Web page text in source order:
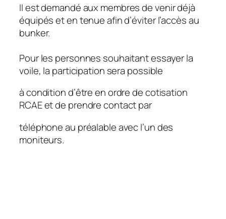
Il est demandé aux membres de venir déjà
équipés et en tenue afin d’éviter l’accès au
bunker.
Pour les personnes souhaitant essayer la
voile, la participation sera possible
à condition d’être en ordre de cotisation
RCAE et de prendre contact par
téléphone au préalable avec l’un des
moniteurs.